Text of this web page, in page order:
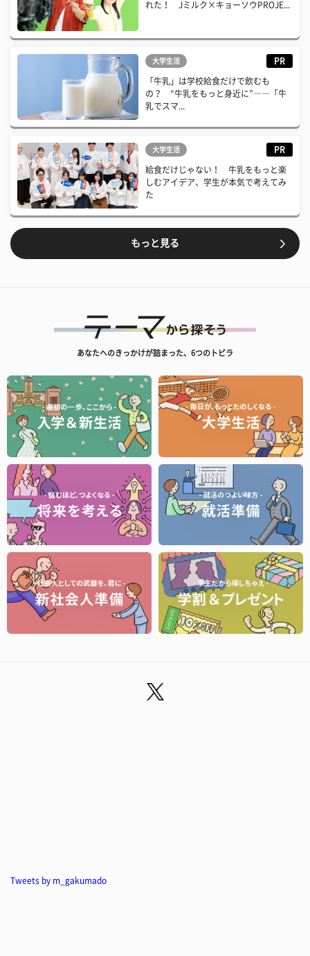
れた！ Jミルク×キョーソウPROJE...
大学生活 PR
「牛乳」は学校給食だけで飲むも
の？ “牛乳をもっと身近に”――「牛
乳でスマ...
大学生活 PR
給食だけじゃない！ 牛乳をもっと楽
しむアイデア、学生が本気で考えてみ
た
もっと見る
あなたへのきっかけが詰まった、6つのトビラ
Tweets by m_gakumado